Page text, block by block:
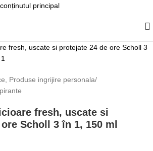
principal
a mări
Produse ingrijire personala/
fresh, uscate si
Scholl 3 în 1, 150 ml